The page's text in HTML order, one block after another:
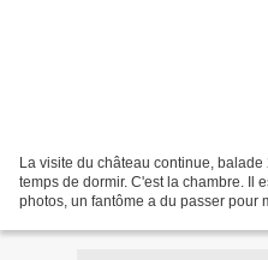
La visite du château continue,
temps de dormir. C'est la chambre. Il
photos, un fantôme a du passer pour